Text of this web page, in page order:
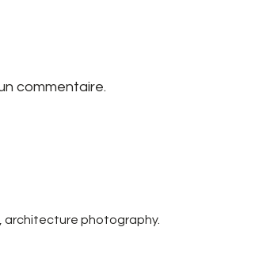
commentaire.
, architecture photography.